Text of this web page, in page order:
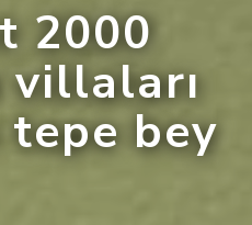
2000
villaları
bey
2000 Çamlıca villaları ramazan